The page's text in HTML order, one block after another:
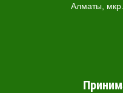
Алматы,